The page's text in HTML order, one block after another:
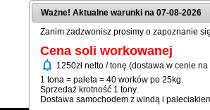
Pokaż
Ważne! Aktualne warunki na 07-08-2026
Zanim zadzwonisz prosimy o zapoznanie
Cena soli workowanej
notifications 1250zł netto / tonę (dostawa w cenie na
1 tona = paleta = 40 worków po 25kg.
Sprzedaż krotność 1 tony.
Dostawa samochodem z windą i